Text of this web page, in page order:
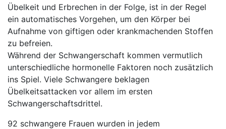
Übelkeit und Erbrechen in der Folge, ist in der Regel
ein automatisches Vorgehen, um den Körper bei
Aufnahme von giftigen oder krankmachenden Stoffen
zu befreien.
Während der Schwangerschaft kommen vermutlich
unterschiedliche hormonelle Faktoren noch zusätzlich
ins Spiel. Viele Schwangere beklagen
Übelkeitsattacken vor allem im ersten
Schwangerschaftsdrittel.
92 schwangere Frauen wurden in jedem